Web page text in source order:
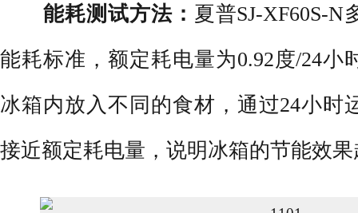
能耗测试方法： 夏普SJ-XF60S-N
能耗标准，额定耗电量为0.92度/24小
冰箱内放入不同的食材，通过24小时
接近额定耗电量，说明冰箱的节能效